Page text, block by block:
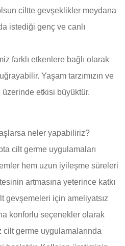
ciltte gevşeklikler meydana
istediği genç ve canlı
farklı etkenlere bağlı olarak
Yaşam tarzımızın ve
etkisi büyüktür.
neler yapabiliriz?
cilt germe uygulamaları
hem uzun iyileşme süreleri
artmasına yeterince katkı
gevşemeleri için ameliyatsız
konforlu seçenekler olarak
cilt germe uygulamalarında